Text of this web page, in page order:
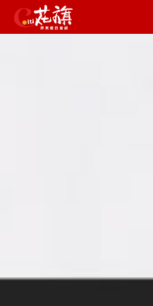
屏東機車借款解決您所有的借貸疑